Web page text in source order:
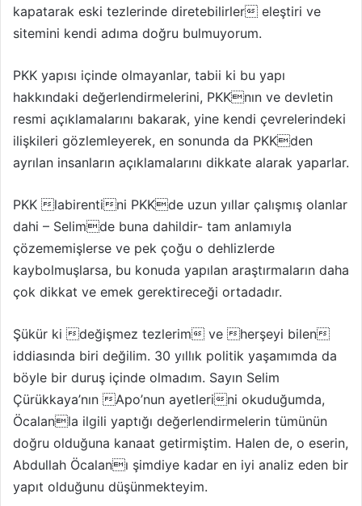
kapatarak eski tezlerinde diretebilirler eleştiri ve
sitemini kendi adıma doğru bulmuyorum.
PKK yapısı içinde olmayanlar, tabii ki bu yapı
hakkındaki değerlendirmelerini, PKKnın ve devletin
resmi açıklamalarını bakarak, yine kendi çevrelerindeki
ilişkileri gözlemleyerek, en sonunda da PKKden
ayrılan insanların açıklamalarını dikkate alarak yaparlar.
PKK labirentini PKKde uzun yıllar çalışmış olanlar
dahi – Selimde buna dahildir- tam anlamıyla
çözememişlerse ve pek çoğu o dehlizlerde
kaybolmuşlarsa, bu konuda yapılan araştırmaların daha
çok dikkat ve emek gerektireceği ortadadır.
Şükür ki değişmez tezlerim ve herşeyi bilen
iddiasında biri değilim. 30 yıllık politik yaşamımda da
böyle bir duruş içinde olmadım. Sayın Selim
Çürükkaya’nın Apo’nun ayetlerini okuduğumda,
Öcalanla ilgili yaptığı değerlendirmelerin tümünün
doğru olduğuna kanaat getirmiştim. Halen de, o eserin,
Abdullah Öcalanı şimdiye kadar en iyi analiz eden bir
yapıt olduğunu düşünmekteyim.